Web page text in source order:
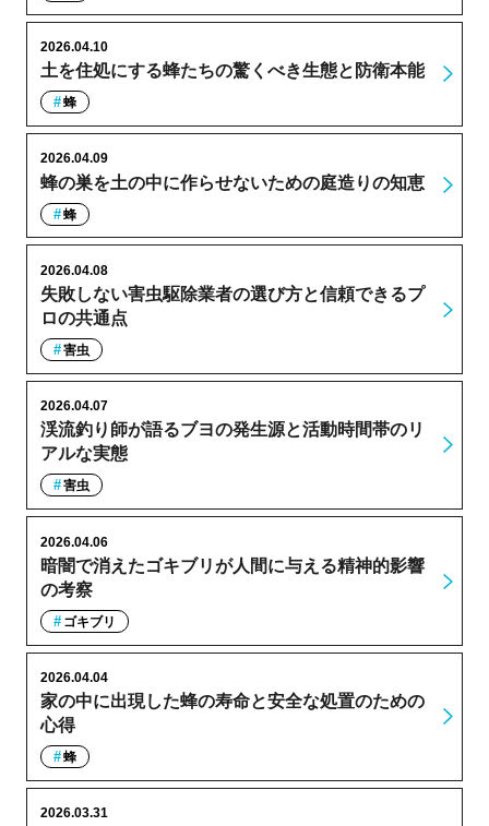
土を住処にする蜂たちの驚くべき生態と防衛本能
2026.04.10
蜂
蜂の巣を土の中に作らせないための庭造りの知恵
2026.04.09
蜂
失敗しない害虫駆除業者の選び方と信頼できるプ
ロの共通点
2026.04.08
害虫
渓流釣り師が語るブヨの発生源と活動時間帯のリ
アルな実態
2026.04.07
害虫
暗闇で消えたゴキブリが人間に与える精神的影響
の考察
2026.04.06
ゴキブリ
家の中に出現した蜂の寿命と安全な処置のための
心得
2026.04.04
蜂
2026.03.31